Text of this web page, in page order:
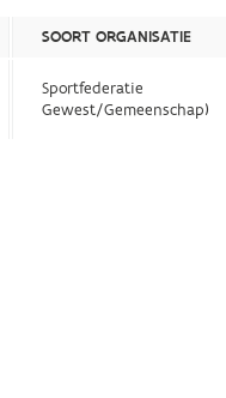
SOORT ORGANISATIE
Sportfederatie
Gewest/Gemeenschap)